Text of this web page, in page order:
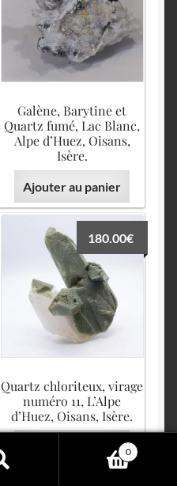
Galène, Barytine et
Quartz fumé, Lac Blanc,
Alpe d’Huez, Oisans,
Isère.
Ajouter au panier
Quartz chloriteux, virage
numéro 11, L’Alpe
d’Huez, Oisans, Isère.
180.00€
Ajouter au panier
Search
0